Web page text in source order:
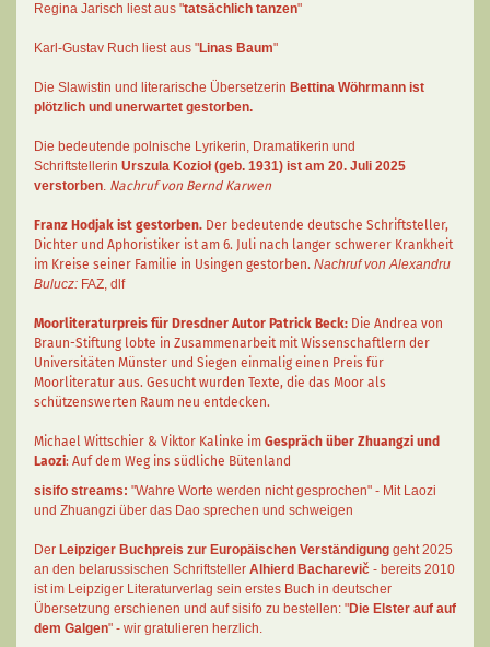
Regina Jarisch liest aus "tatsächlich tanzen"
Karl-Gustav Ruch liest aus "Linas Baum"
Die Slawistin und literarische Übersetzerin Bettina Wöhrmann ist
plötzlich und unerwartet gestorben.
Die bedeutende polnische Lyrikerin, Dramatikerin und
Schriftstellerin Urszula Kozioł (geb. 1931) ist am 20. Juli 2025
verstorben. Nachruf von Bernd Karwen
Franz Hodjak ist gestorben. Der bedeutende deutsche Schriftsteller,
Dichter und Aphoristiker ist am 6. Juli nach langer schwerer Krankheit
im Kreise seiner Familie in Usingen gestorben. Nachruf von Alexandru
Bulucz: FAZ, dlf
Moorliteraturpreis für Dresdner Autor Patrick Beck: Die Andrea von
Braun-Stiftung lobte in Zusammenarbeit mit Wissenschaftlern der
Universitäten Münster und Siegen einmalig einen Preis für
Moorliteratur aus. Gesucht wurden Texte, die das Moor als
schützenswerten Raum neu entdecken.
Michael Wittschier & Viktor Kalinke im Gespräch über Zhuangzi und
Laozi: Auf dem Weg ins südliche Bütenland
sisifo streams: "Wahre Worte werden nicht gesprochen" - Mit Laozi
und Zhuangzi über das Dao sprechen und schweigen
Der Leipziger Buchpreis zur Europäischen Verständigung geht 2025
an den belarussischen Schriftsteller Alhierd Bacharevič - bereits 2010
ist im Leipziger Literaturverlag sein erstes Buch in deutscher
Übersetzung erschienen und auf sisifo zu bestellen: "Die Elster auf auf
dem Galgen" - wir gratulieren herzlich.